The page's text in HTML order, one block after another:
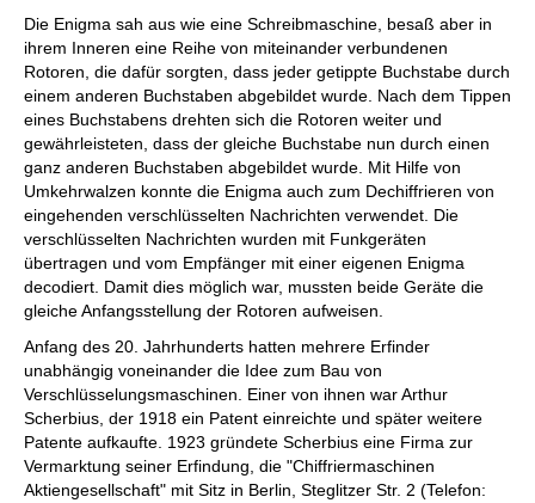
Die Enigma sah aus wie eine Schreibmaschine, besaß aber in
ihrem Inneren eine Reihe von miteinander verbundenen
Rotoren, die dafür sorgten, dass jeder getippte Buchstabe durch
einem anderen Buchstaben abgebildet wurde. Nach dem Tippen
eines Buchstabens drehten sich die Rotoren weiter und
gewährleisteten, dass der gleiche Buchstabe nun durch einen
ganz anderen Buchstaben abgebildet wurde. Mit Hilfe von
Umkehrwalzen konnte die Enigma auch zum Dechiffrieren von
eingehenden verschlüsselten Nachrichten verwendet. Die
verschlüsselten Nachrichten wurden mit Funkgeräten
übertragen und vom Empfänger mit einer eigenen Enigma
decodiert. Damit dies möglich war, mussten beide Geräte die
gleiche Anfangsstellung der Rotoren aufweisen.
Anfang des 20. Jahrhunderts hatten mehrere Erfinder
unabhängig voneinander die Idee zum Bau von
Verschlüsselungsmaschinen. Einer von ihnen war Arthur
Scherbius, der 1918 ein Patent einreichte und später weitere
Patente aufkaufte. 1923 gründete Scherbius eine Firma zur
Vermarktung seiner Erfindung, die "Chiffriermaschinen
Aktiengesellschaft" mit Sitz in Berlin, Steglitzer Str. 2 (Telefon: